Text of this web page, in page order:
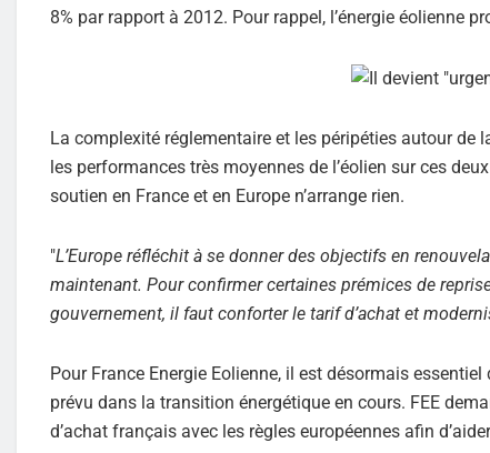
8% par rapport à 2012. Pour rappel, l’énergie éolienne
La complexité réglementaire et les péripéties autour
les performances très moyennes de l’éolien sur ces
soutien en France et en Europe n’arrange rien.
"L’Europe réfléchit à se donner des objectifs en
maintenant. Pour confirmer certaines prémices de
gouvernement, il faut conforter le tarif d’achat et
Pour France Energie Eolienne, il est désormais
prévu dans la transition énergétique en cours. FEE
d’achat français avec les règles européennes afin